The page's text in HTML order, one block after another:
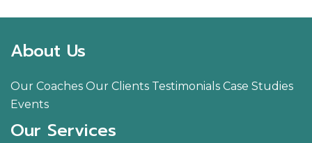
About Us
Our Coaches Our Clients Testimonials Case Studies
Events
Our Services